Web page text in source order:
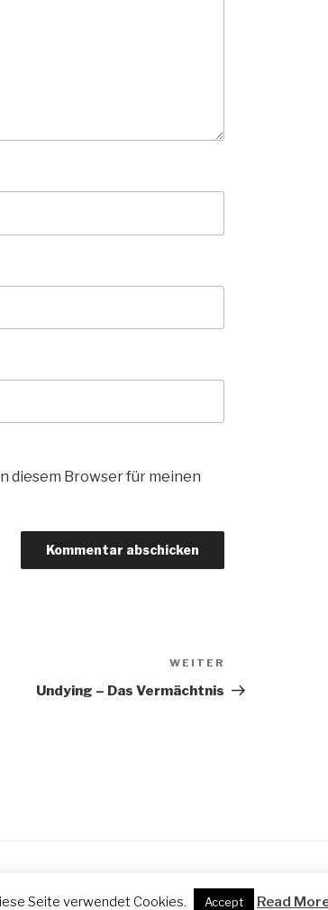
diesem Browser für meinen
Beitrag
WEITER
Undying – Das Vermächtnis
Seite verwendet Cookies. Accept Read